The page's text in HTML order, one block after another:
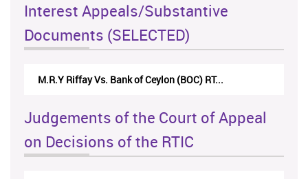
Interest Appeals/Substantive
Documents (SELECTED)
Nirmala Kannangara Vs.Lanka Building Ma...
Judgements of the Court of Appeal
on Decisions of the RTIC